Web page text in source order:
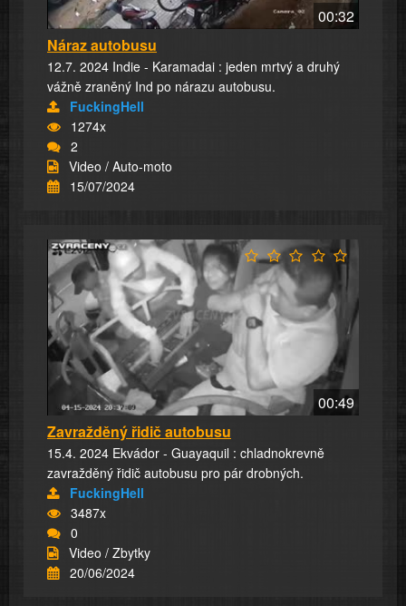
00:32
Náraz autobusu
12.7. 2024 Indie - Karamadai : jeden mrtvý a druhý
vážně zraněný Ind po nárazu autobusu.
FuckingHell
1274x
2
Video / Auto-moto
15/07/2024
00:49
Zavražděný řidič autobusu
15.4. 2024 Ekvádor - Guayaquil : chladnokrevně
zavražděný řidič autobusu pro pár drobných.
FuckingHell
3487x
0
Video / Zbytky
20/06/2024